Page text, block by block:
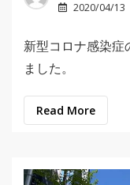
2020/04/13
新型コロナ感染
ました。
Read More